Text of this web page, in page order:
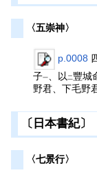
〈五崇神〉
p.0008
子一 、以 二豐城
野君、下毛野
〔日本書紀〕
〈七景行〉